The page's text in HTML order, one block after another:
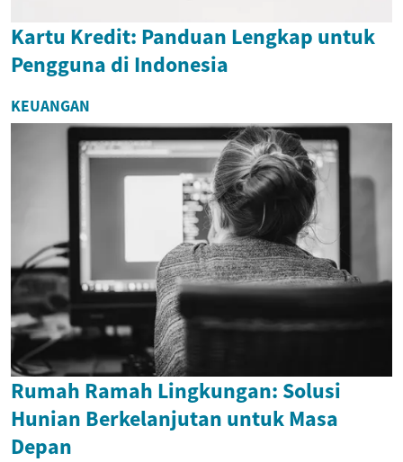
Kartu Kredit: Panduan Lengkap untuk
Pengguna di Indonesia
KEUANGAN
Rumah Ramah Lingkungan: Solusi
Hunian Berkelanjutan untuk Masa
Depan